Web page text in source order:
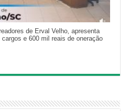
de Erval Velho, apresenta
e 600 mil reais de oneração